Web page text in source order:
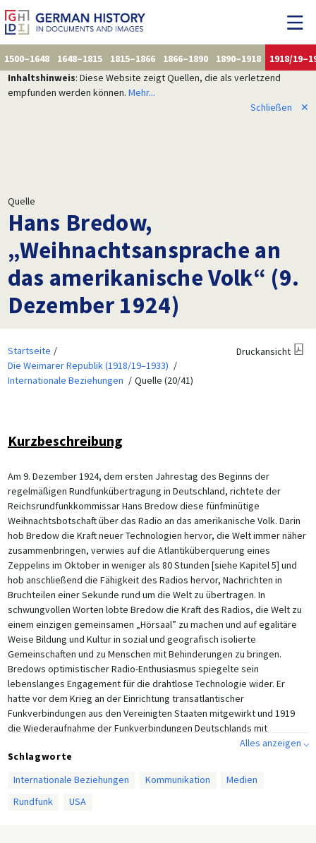
1500–1648 1648–1815 1815–1866 1866–1890 1890–1918
1918/
Inhaltshinweis: Diese Website zeigt Quellen, die als verletzend
empfunden werden können. Mehr...
Schließen
✕
Quelle
Hans Bredow,
„Weihnachtsansprache an
das amerikanische Volk“ (9.
Dezember 1924)
Startseite
Die Weimarer Republik (1918/19–1933)
Internationale Beziehungen
Quelle (20/41)
Druckansicht
Kurzbeschreibung
Am 9. Dezember 1924, dem ersten Jahrestag des Beginns der
regelmäßigen Rundfunkübertragung in Deutschland, richtete der
Reichsrundfunkkommissar Hans Bredow diese fünfminütige
Weihnachtsbotschaft über das Radio an das amerikanische Volk. Darin
hob Bredow die Kraft neuer Technologien hervor, die Welt immer näher
zusammenbringen, verwies auf die Atlantiküberquerung eines
Zeppelins im Oktober in weniger als 80 Stunden [siehe Kapitel 5] und
hob anschließend die Fähigkeit des Radios hervor, Nachrichten in
Bruchteilen einer Sekunde rund um die Welt zu übertragen. In
schwungvollen Worten lobte Bredow die Kraft des Radios, die Welt zu
einem einzigen gemeinsamen „Hörsaal” zu machen und auf egalitäre
Weise Bildung und Kultur in sozial und geografisch isolierte
Gemeinschaften und zu Menschen mit Behinderungen zu bringen.
Bredows optimistischer Radio-Enthusiasmus spiegelte sein
lebenslanges Engagement für die drahtlose Technologie wider. Er
hatte vor dem Krieg an der Einrichtung transatlantischer
Funkverbindungen aus den Vereinigten Staaten mitgewirkt und 1919
die Wiederaufnahme der Funkverbindungen Deutschlands mit
ausländischen Sendern angeleitet. Seine Ansprache an die
amerikanische Bevölkerung war ein weiterer Schritt in Bredows
Netzwerke aufzubauen.
Alles anzeigen ⌵
Schlagworte
Internationale Beziehungen
Kommunikation
Medien
Rundfunk
USA